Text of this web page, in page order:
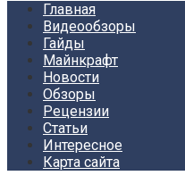
Главная
Видеообзоры
Гайды
Майнкрафт
Новости
Обзоры
Рецензии
Статьи
Интересное
Карта сайта